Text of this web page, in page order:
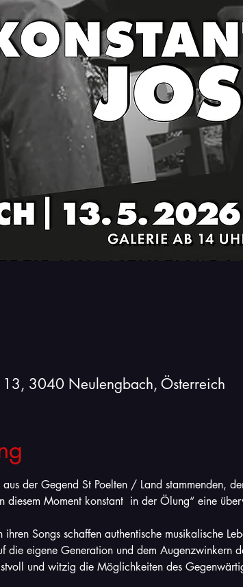
13, 3040 Neulengbach, Österreich
der Gegend St Poelten / Land stammenden,
diesem Moment konstant  in der Ölung“ eine
Songs schaffen authentische musikalische
die eigene Generation und dem Augenzwinkern
und witzig die Möglichkeiten des